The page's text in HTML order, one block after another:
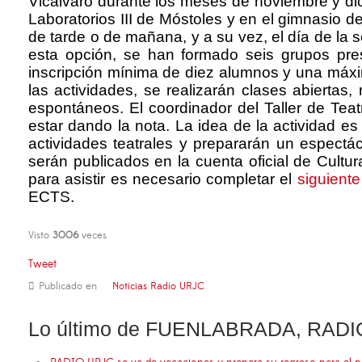
Laboratorios III de Móstoles y en el gimnasio
de tarde o de mañana, y a su vez, el día de la
esta opción, se han formado seis grupos
inscripción mínima de diez alumnos y una
las actividades, se realizarán clases
espontáneos. El coordinador del Taller de
estar dando la nota. La idea de la actividad
actividades teatrales y prepararán un
serán publicados en la cuenta oficial de
para asistir es necesario completar el
ECTS.
Visto 3006veces
Tweet
Publicado en Noticias Radio URJC
Lo último de FUENLABRADA,